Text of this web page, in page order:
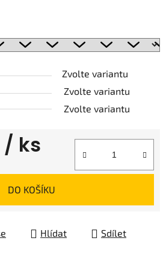
Zvolte variantu
Zvolte variantu
Zvolte variantu
/ ks
DO KOŠÍKU
Hlídat Sdílet